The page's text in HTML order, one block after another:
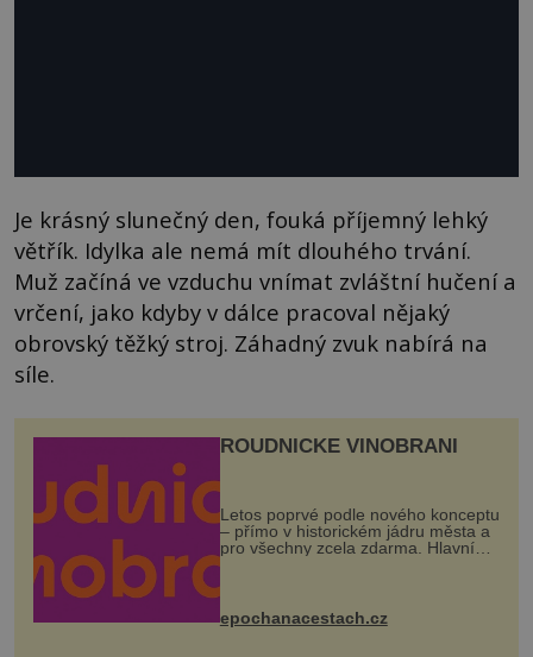
Je krásný slunečný den, fouká příjemný lehký
větřík. Idylka ale nemá mít dlouhého trvání.
Muž začíná ve vzduchu vnímat zvláštní hučení a
vrčení, jako kdyby v dálce pracoval nějaký
obrovský těžký stroj. Záhadný zvuk nabírá na
síle.
ROUDNICKÉ VINOBRANÍ
Letos poprvé podle nového konceptu
– přímo v historickém jádru města a
pro všechny zcela zdarma. Hlavní
program se odehraje na Karlově a
mohou těšit na víno, burčák, pes...
epochanacestach.cz